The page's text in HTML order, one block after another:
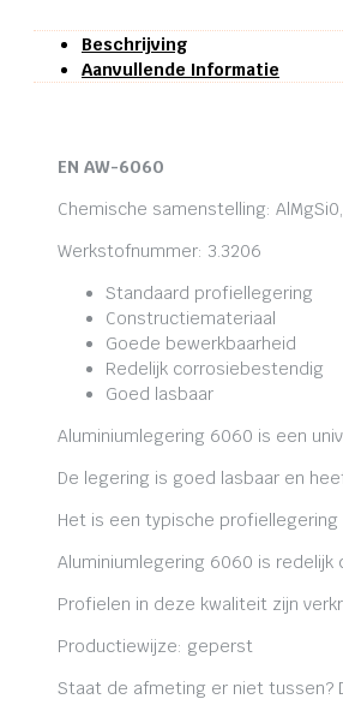
Beschrijving
Aanvullende Informatie
EN AW-6060
Chemische samenstelling:
Werkstofnummer: 3.3206
Standaard profiellegering
Constructiemateriaal
Goede bewerkbaarheid
Redelijk corrosiebestendig
Goed lasbaar
Aluminiumlegering 6060 is een
De legering is goed lasbaar en
Het is een typische
Aluminiumlegering 6060 is
Profielen in deze kwaliteit zijn
Productiewijze: geperst
Staat de afmeting er niet tussen?